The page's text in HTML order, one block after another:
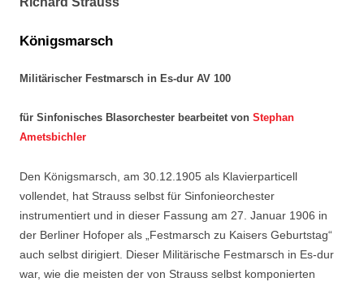
Königsmarsch
Militärischer Festmarsch in Es-dur AV 100
für Sinfonisches Blasorchester bearbeitet von Stephan
Ametsbichler
Den Königsmarsch, am 30.12.1905 als Klavierparticell
vollendet, hat Strauss selbst für Sinfonieorchester
instrumentiert und in dieser Fassung am 27. Januar 1906 in
der Berliner Hofoper als „Festmarsch zu Kaisers Geburtstag“
auch selbst dirigiert. Dieser Militärische Festmarsch in Es-dur
war, wie die meisten der von Strauss selbst komponierten